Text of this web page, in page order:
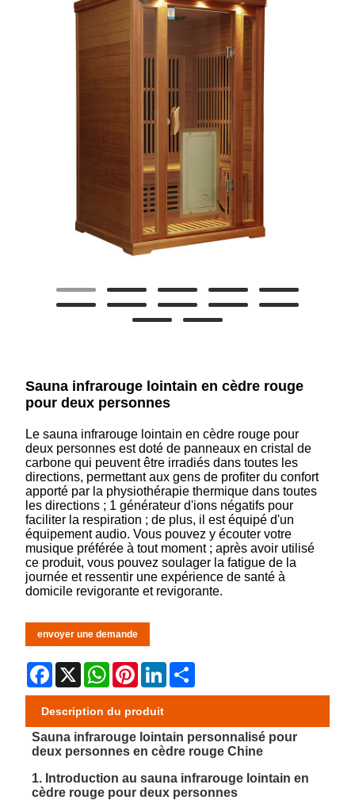
Sauna infrarouge lointain en cèdre rouge
pour deux personnes
Le sauna infrarouge lointain en cèdre rouge pour
deux personnes est doté de panneaux en cristal de
carbone qui peuvent être irradiés dans toutes les
directions, permettant aux gens de profiter du confort
apporté par la physiothérapie thermique dans toutes
les directions ; 1 générateur d'ions négatifs pour
faciliter la respiration ; de plus, il est équipé d'un
équipement audio. Vous pouvez y écouter votre
musique préférée à tout moment ; après avoir utilisé
ce produit, vous pouvez soulager la fatigue de la
journée et ressentir une expérience de santé à
domicile revigorante et revigorante.
envoyer une demande
Facebook
X WhatsApp
PinterestLinkedIn
Description du produit
Sauna infrarouge lointain personnalisé pour
deux personnes en cèdre rouge Chine
1. Introduction au sauna infrarouge lointain en
cèdre rouge pour deux personnes